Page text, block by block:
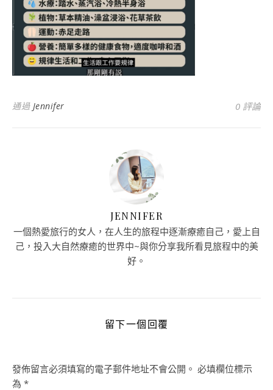
通過 Jennifer 0 評論
JENNIFER
一個熱愛旅行的女人，在人生的旅程中逐漸療癒自己，愛上自
己，投入大自然療癒的世界中~與你分享我所看見旅程中的美
好。
留下一個回覆
發佈留言必須填寫的電子郵件地址不會公開。 必填欄位標示
為 *